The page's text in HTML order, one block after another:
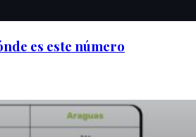
es este número